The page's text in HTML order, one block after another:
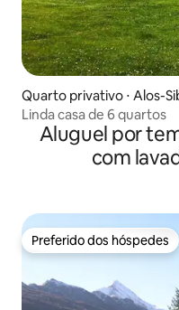
Quarto privativo ⋅ Alos-
Linda casa de 6 quartos
Aluguel por
com
Preferido dos hóspedes
Preferido dos hóspedes